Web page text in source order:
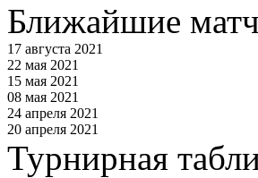
Ближайшие
17 августа 2021
22 мая 2021
15 мая 2021
08 мая 2021
24 апреля 2021
20 апреля 2021
Турнирная